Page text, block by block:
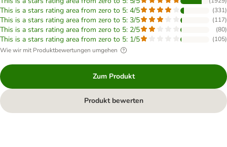
This is a stars rating area from zero to 5: 4/5 (331)
This is a stars rating area from zero to 5: 3/5 (117)
This is a stars rating area from zero to 5: 2/5 (80)
This is a stars rating area from zero to 5: 1/5 (105)
Wie wir mit Produktbewertungen umgehen
Zum Produkt
Produkt bewerten